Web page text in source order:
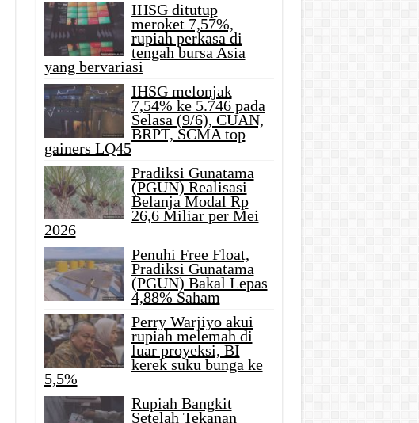
IHSG ditutup
meroket 7,57%,
rupiah perkasa di
tengah bursa Asia
yang bervariasi
IHSG melonjak
7,54% ke 5.746 pada
Selasa (9/6), CUAN,
BRPT, SCMA top
gainers LQ45
Pradiksi Gunatama
(PGUN) Realisasi
Belanja Modal Rp
26,6 Miliar per Mei
2026
Penuhi Free Float,
Pradiksi Gunatama
(PGUN) Bakal Lepas
4,88% Saham
Perry Warjiyo akui
rupiah melemah di
luar proyeksi, BI
kerek suku bunga ke
5,5%
Rupiah Bangkit
Setelah Tekanan